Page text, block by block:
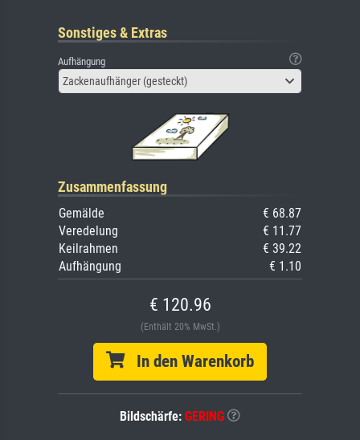
Sonstiges & Extras
Aufhängung
Zackenaufhänger (gesteckt)
Zusammenfassung
Gemälde
€ 68.87
Veredelung
€ 11.77
Keilrahmen
€ 39.22
Aufhängung
€ 1.10
€ 120.96
(Enthält 20% MwSt.)
In den Warenkorb
Bildschärfe: GERING